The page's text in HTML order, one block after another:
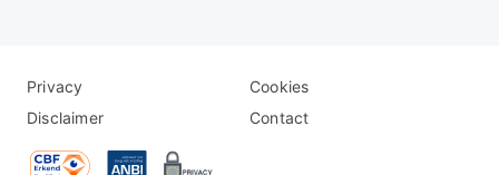
Disclaimer
menu
Privacy
Cookies
Disclaimer
Contact
Logo
menu